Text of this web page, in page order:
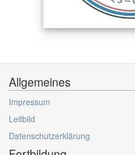
Allgemeines
Impressum
Leitbild
Datenschutzerklärung